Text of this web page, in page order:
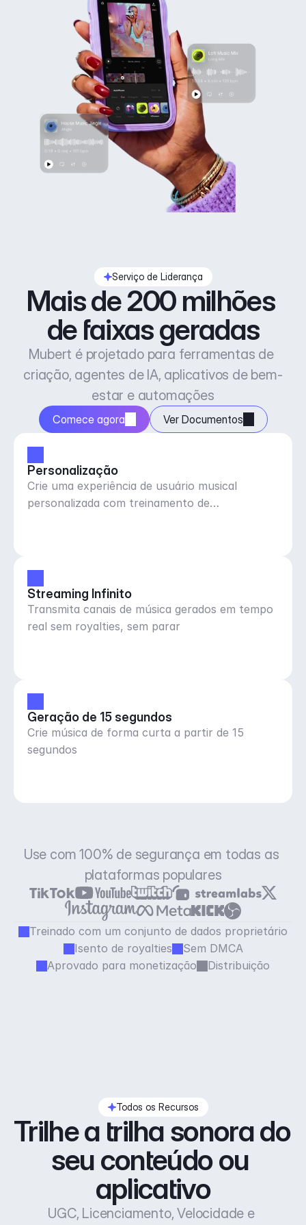
Serviço de Liderança
Mais de 200 milhões
de faixas geradas
Mubert é projetado para ferramentas de
criação, agentes de IA, aplicativos de bem-
estar e automações
Comece agora Ver Documentos
Personalização
Crie uma experiência de usuário musical
personalizada com treinamento de
Streaming Infinito
Transmita canais de música gerados em tempo
real sem royalties, sem parar
Geração de 15 segundos
Crie música de forma curta a partir de 15
segundos
Use com 100% de segurança em todas as
plataformas populares
Treinado com um conjunto de dados proprietário
Isento de royalties
Sem DMCA
Aprovado para monetização
Distribuição
Todos os Recursos
Trilhe a trilha sonora do
seu conteúdo ou
aplicativo
UGC, Licenciamento, Velocidade e